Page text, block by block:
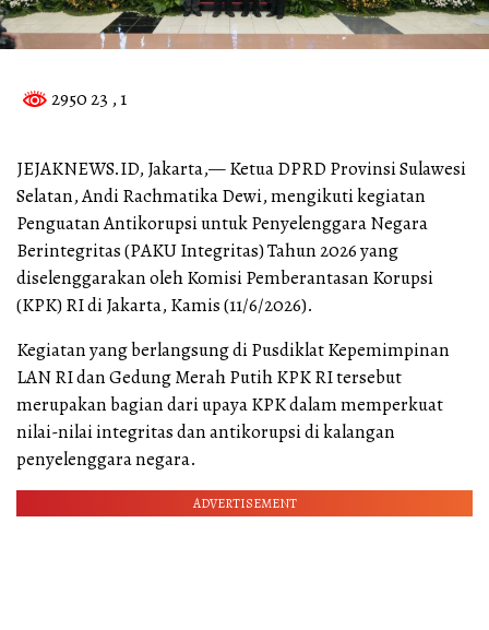
2950 23 , 1
JEJAKNEWS.ID, Jakarta,— Ketua DPRD Provinsi Sulawesi
Selatan, Andi Rachmatika Dewi, mengikuti kegiatan
Penguatan Antikorupsi untuk Penyelenggara Negara
Berintegritas (PAKU Integritas) Tahun 2026 yang
diselenggarakan oleh Komisi Pemberantasan Korupsi
(KPK) RI di Jakarta, Kamis (11/6/2026).
Kegiatan yang berlangsung di Pusdiklat Kepemimpinan
LAN RI dan Gedung Merah Putih KPK RI tersebut
merupakan bagian dari upaya KPK dalam memperkuat
nilai-nilai integritas dan antikorupsi di kalangan
penyelenggara negara.
ADVERTISEMENT